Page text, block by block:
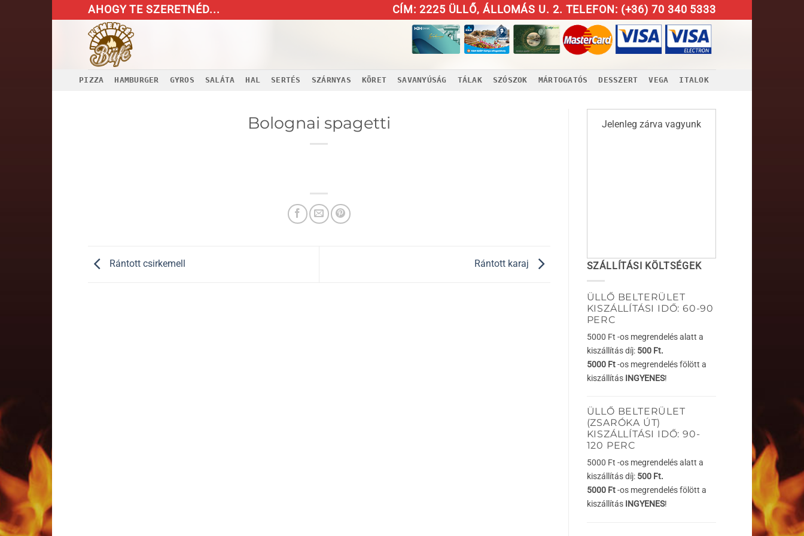
to
AHOGY TE SZERETNÉD... CÍM: 2225 ÜLLŐ, ÁLLOMÁS U. 2. TELEFON: (+36) 70 340 5333
PIZZA HAMBURGER GYROS SALÁTA HAL SERTÉS SZÁRNYAS KÖRET SAVANYÚSÁG TÁLAK SZÓSZOK MÁRTOGATÓS DESSZERT VEGA ITALOK
Bolognai spagetti
Rántott csirkemell Rántott karaj
Jelenleg zárva vagyunk
SZÁLLÍTÁSI KÖLTSÉGEK
ÜLLŐ BELTERÜLET
KISZÁLLÍTÁSI IDŐ: 60-90
PERC
5000 Ft -os megrendelés alatt a
kiszállítás díj: 500 Ft.
5000 Ft-os megrendelés fölött a
kiszállítás INGYENES!
ÜLLŐ BELTERÜLET
(ZSARÓKA ÚT)
KISZÁLLÍTÁSI IDŐ: 90-
120 PERC
5000 Ft -os megrendelés alatt a
kiszállítás díj: 500 Ft.
5000 Ft-os megrendelés fölött a
kiszállítás INGYENES!